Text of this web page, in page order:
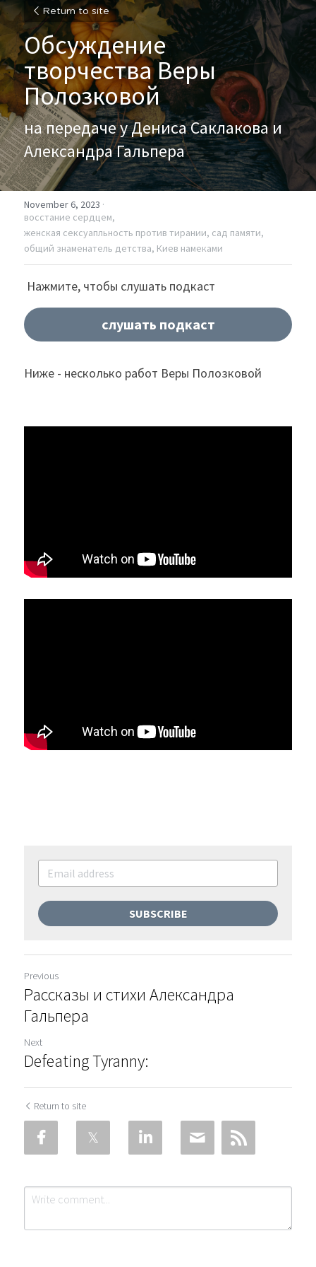
Return to site
Обсуждение
творчества Веры
Полозковой
на передаче у Дениса Саклакова и
Александра Гальпера
November 6, 2023 ·
восстание сердцем,
женская сексуапльность против тирании, сад памяти,
общий знаменатель детства, Киев намеками
Нажмите, чтобы слушать подкаст
слушать подкаст
Ниже - несколько работ Веры Полозковой
SUBSCRIBE
Previous
Рассказы и стихи Александра
Гальпера
Next
Defeating Tyranny:
Return to site